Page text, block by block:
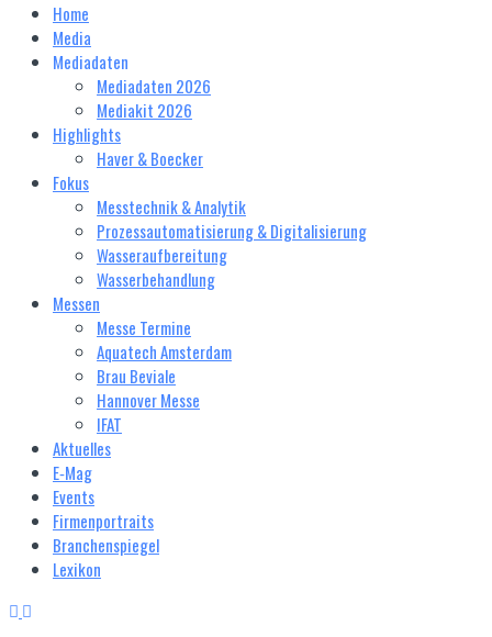
Home
Media
Mediadaten
Mediadaten 2026
Mediakit 2026
Highlights
Haver & Boecker
Fokus
Messtechnik & Analytik
Prozessautomatisierung & Digitalisierung
Wasseraufbereitung
Wasserbehandlung
Messen
Messe Termine
Aquatech Amsterdam
Brau Beviale
Hannover Messe
IFAT
Aktuelles
E‑Mag
Events
Firmenportraits
Branchenspiegel
Lexikon